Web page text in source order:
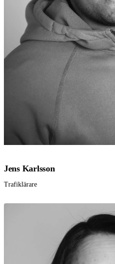
Jens Karlsson
Trafiklärare